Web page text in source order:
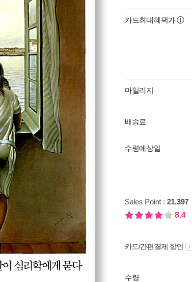
카드최대혜택가
마일리지
배송료
수령예상일
Sales Point : 21,397
8.4
카드/간편결제 할인
수량